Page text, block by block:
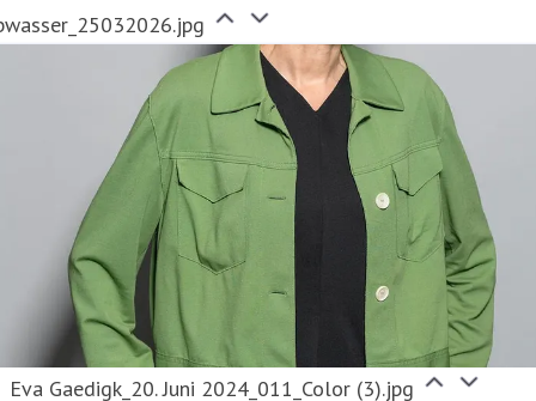
Eva Gaedigk_20. Juni 2024_011_Color (3).jpg